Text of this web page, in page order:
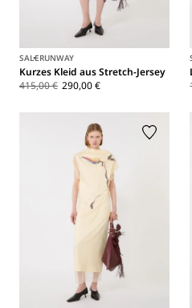
SALERUNWAY
Kurzes Kleid aus Stretch-Jersey
415,00 € 290,00 €